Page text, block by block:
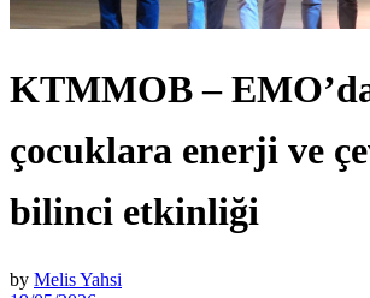
KTMMOB –
çocuklara enerji ve
bilinci etkinliği
by Melis Yahsi